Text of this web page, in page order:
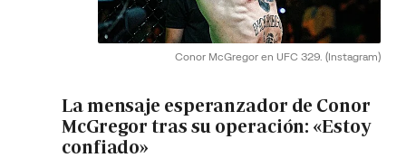
Conor McGregor en UFC 329. (Instagram)
La mensaje esperanzador de Conor
McGregor tras su operación: «Estoy
confiado»